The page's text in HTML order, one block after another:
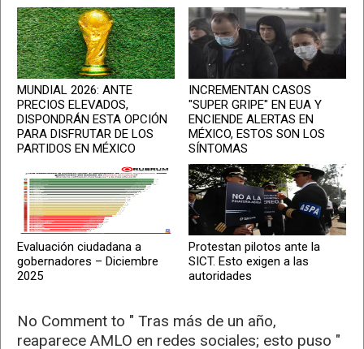
MUNDIAL 2026: ANTE
PRECIOS ELEVADOS,
DISPONDRÁN ESTA OPCIÓN
PARA DISFRUTAR DE LOS
PARTIDOS EN MÉXICO
INCREMENTAN CASOS
"SUPER GRIPE" EN EUA Y
ENCIENDE ALERTAS EN
MÉXICO, ESTOS SON LOS
SÍNTOMAS
Evaluación ciudadana a
gobernadores – Diciembre
2025
Protestan pilotos ante la
SICT. Esto exigen a las
autoridades
No Comment to " Tras más de un año,
reaparece AMLO en redes sociales; esto puso "